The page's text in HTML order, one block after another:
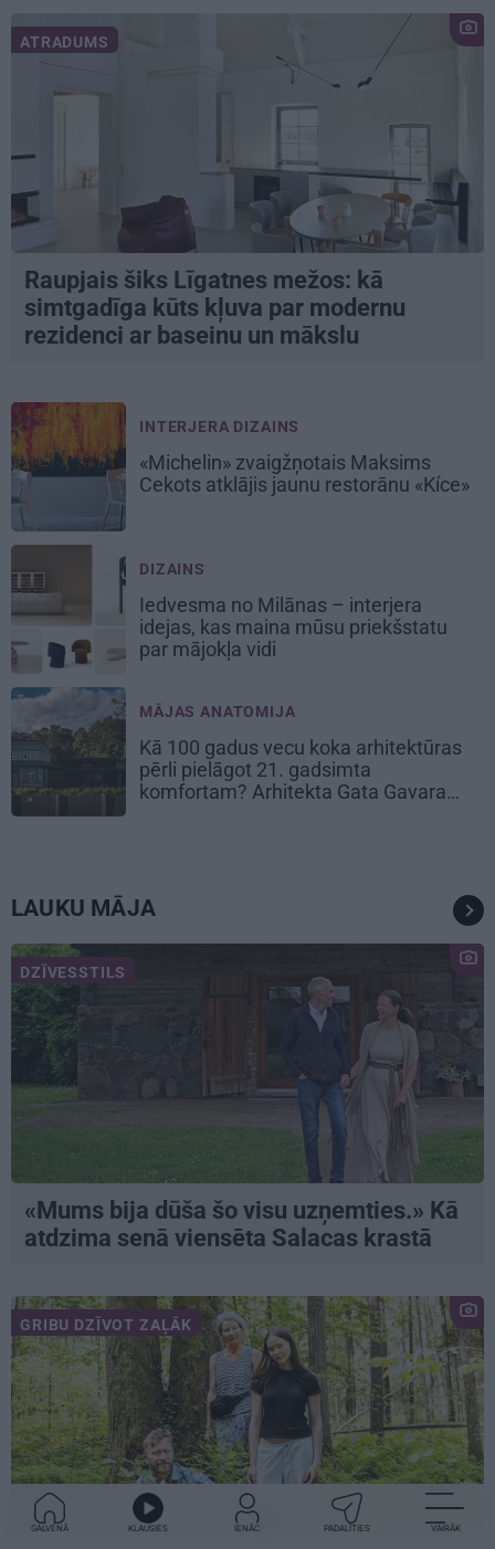
ATRADUMS
Raupjais šiks Līgatnes mežos: kā
simtgadīga kūts kļuva par modernu
rezidenci ar baseinu un mākslu
INTERJERA DIZAINS
«Michelin» zvaigžņotais Maksims
Cekots atklājis jaunu restorānu «Kíce»
DIZAINS
Iedvesma no Milānas – interjera
idejas, kas maina mūsu priekšstatu
par mājokļa vidi
MĀJAS ANATOMIJA
Kā 100 gadus vecu koka arhitektūras
pērli pielāgot 21. gadsimta
komfortam? Arhitekta Gata Gavara
LAUKU MĀJA
DZĪVESSTILS
«Mums bija dūša šo visu uzņemties.» Kā
atdzima senā viensēta Salacas krastā
GRIBU DZĪVOT ZAĻĀK
GALVENĀ KLAUSIES IENĀC PADALĪTIES VAIRĀK